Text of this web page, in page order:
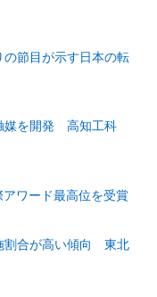
節目が示す日本の転
媒を開発 高知工科
ワード最高位を受賞
割合が高い傾向 東北